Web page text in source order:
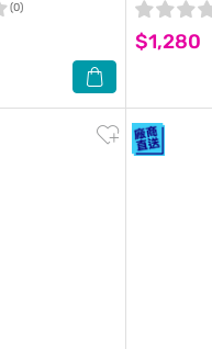
(0)
$1,280